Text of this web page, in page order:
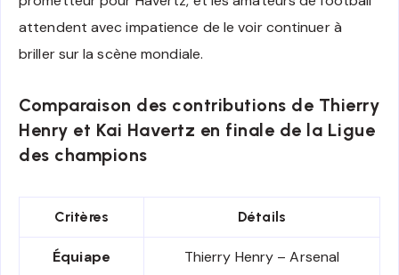
attendent avec impatience de le voir continuer à
briller sur la scène mondiale.
Comparaison des contributions de Thierry
Henry et Kai Havertz en finale de la Ligue
des champions
Critères Détails
Équiape Thierry Henry – Arsenal